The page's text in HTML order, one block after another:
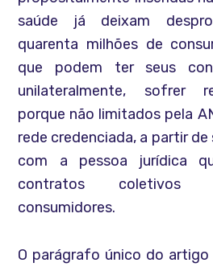
saúde já deixam
quarenta milhões de
que podem ter seus
unilateralmente, sofrer
porque não limitados pela
rede credenciada, a partir
com a pessoa jurídica
contratos coletivos
consumidores.
O parágrafo único do